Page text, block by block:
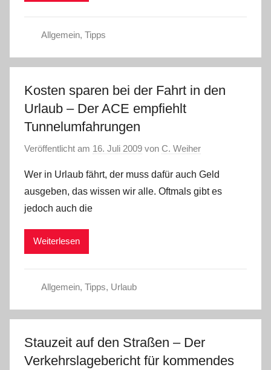
Allgemein, Tipps
Kosten sparen bei der Fahrt in den
Urlaub – Der ACE empfiehlt
Tunnelumfahrungen
Veröffentlicht am 16. Juli 2009 von C. Weiher
Wer in Urlaub fährt, der muss dafür auch Geld
ausgeben, das wissen wir alle. Oftmals gibt es
jedoch auch die
Weiterlesen
Allgemein, Tipps, Urlaub
Stauzeit auf den Straßen – Der
Verkehrslagebericht für kommendes